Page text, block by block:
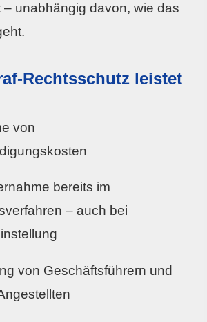
– unabhängig davon, wie das
Rechtsschutz leistet
von
bereits im
– auch bei
von Geschäftsführern und